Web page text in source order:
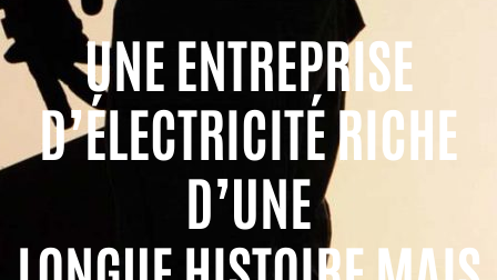
UNE ENTREPRISE
D’ÉLECTRICITÉ RICHE
D’UNE